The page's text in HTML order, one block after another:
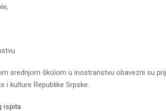
srednjom školom u inostranstvu obavezni su
i kulture Republike Srpske.
ispita